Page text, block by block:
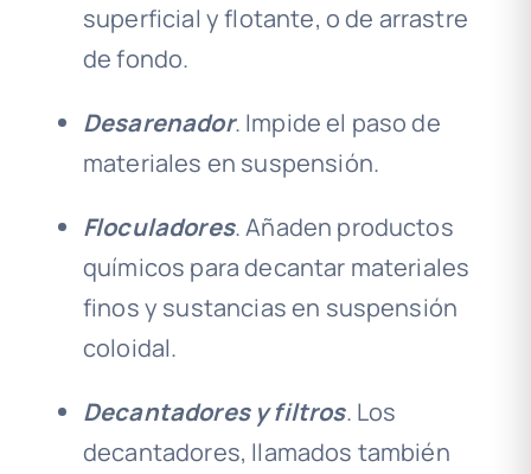
superficial y flotante, o de arrastre
de fondo.
Desarenador. Impide el paso de
materiales en suspensión.
Floculadores. Añaden productos
químicos para decantar materiales
finos y sustancias en suspensión
coloidal.
Decantadores y filtros. Los
decantadores, llamados también